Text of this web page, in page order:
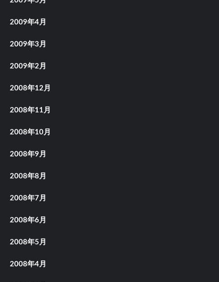
2009年4月
2009年3月
2009年2月
2008年12月
2008年11月
2008年10月
2008年9月
2008年8月
2008年7月
2008年6月
2008年5月
2008年4月